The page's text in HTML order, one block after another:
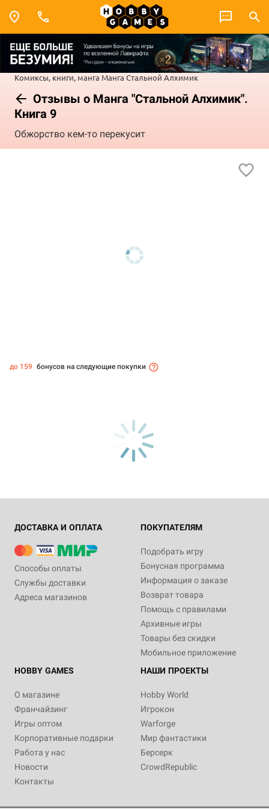
Комиксы, книги, манга Манга Стальной Алхимик
Отзывы о Манга "Стальной Алхимик".
Книга 9
Обжорство кем-то перекусит
до 159 бонусов на следующие покупки
ДОСТАВКА И ОПЛАТА
Способы оплаты
Службы доставки
Адреса магазинов
ПОКУПАТЕЛЯМ
Подобрать игру
Бонусная программа
Информация о заказе
Возврат товара
Помощь с правилами
Архивные игры
Товары без скидки
Мобильное приложение
HOBBY GAMES
О магазине
Франчайзинг
Игры оптом
Корпоративные подарки
Работа у нас
Новости
Контакты
НАШИ ПРОЕКТЫ
Hobby World
Игрокон
Warforge
Мир фантастики
Берсерк
CrowdRepublic